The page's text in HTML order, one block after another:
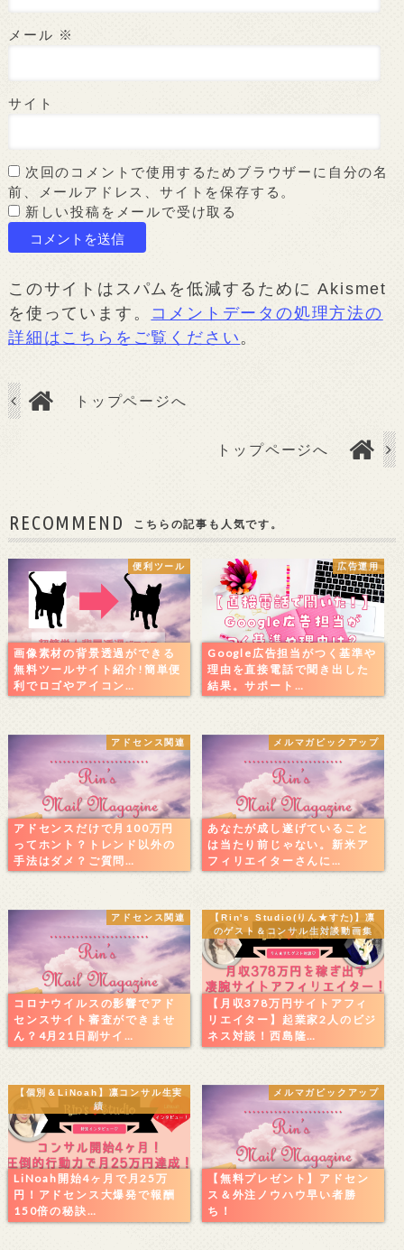
メール ※
サイト
次回のコメントで使用するためブラウザーに自分の名
前、メールアドレス、サイトを保存する。
新しい投稿をメールで受け取る
このサイトはスパムを低減するために Akismet
を使っています。 コメントデータの処理方法の
詳細はこちらをご覧ください 。
トップページへ
トップページへ
RECOMMEND こちらの記事も人気です。
便利ツール
画像素材の背景透過ができる
無料ツールサイト紹介!簡単便
利でロゴやアイコン…
広告運用
Google広告担当がつく基準や
理由を直接電話で聞き出した
結果。サポート…
アドセンス関連
アドセンスだけで月100万円
ってホント？トレンド以外の
手法はダメ？ご質問…
メルマガピックアップ
あなたが成し遂げていること
は当たり前じゃない。新米ア
フィリエイターさんに…
アドセンス関連
コロナウイルスの影響でアド
センスサイト審査ができませ
ん？4月21日副サイ…
【Rin's Studio(りん★すた)】凛
のゲスト＆コンサル生対談動画集
【月収378万円サイトアフィ
リエイター】起業家2人のビジ
ネス対談！西島隆…
【個別＆LiNoah】凛コンサル生実
績
LiNoah開始4ヶ月で月25万
円！アドセンス大爆発で報酬
150倍の秘訣…
メルマガピックアップ
【無料プレゼント】アドセン
ス＆外注ノウハウ早い者勝
ち！